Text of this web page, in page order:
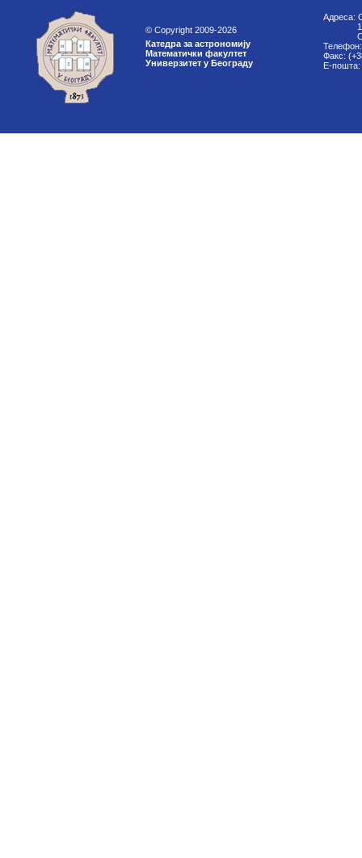
© Copyright 2009-2026
Катедра за астрономију
Математички факултет
Универзитет у Београду
Адреса:
Факс:
Е-пошта: